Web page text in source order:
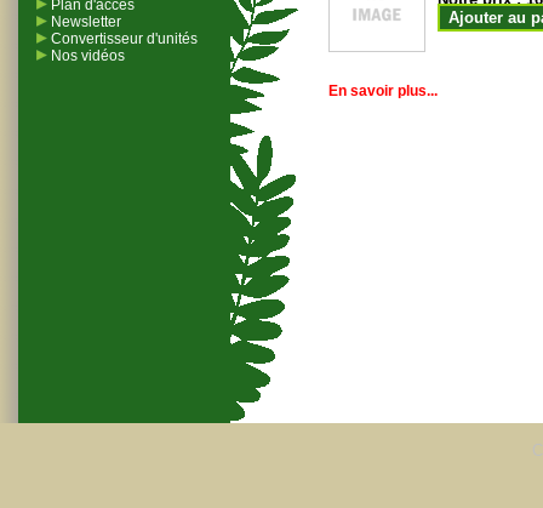
Plan d'accès
Newsletter
Convertisseur d'unités
Nos vidéos
Ajouter au
En savoir plus...